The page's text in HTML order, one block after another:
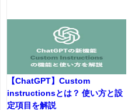
【ChatGPT】Custom
instructionsとは？ 使い方と設
定項目を解説